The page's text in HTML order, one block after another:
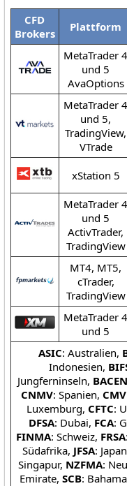
CFD
Brokers
Plattform
MetaTrader 4
und 5
AvaOptions
MetaTrader 4
und 5,
TradingView,
VTrade
xStation 5
MetaTrader 4
und 5
ActivTrader,
TradingView
MT4, MT5,
cTrader,
TradingView
MetaTrader 4
und 5
ASIC: Australien,
Indonesien,
Jungferninseln,
CNMV: Spanien,
Luxemburg, CFTC:
DFSA: Dubai, FCA:
FINMA: Schweiz, FRSA
Südafrika, JFSA:
Singapur, NZFMA:
Emirate,SCB: